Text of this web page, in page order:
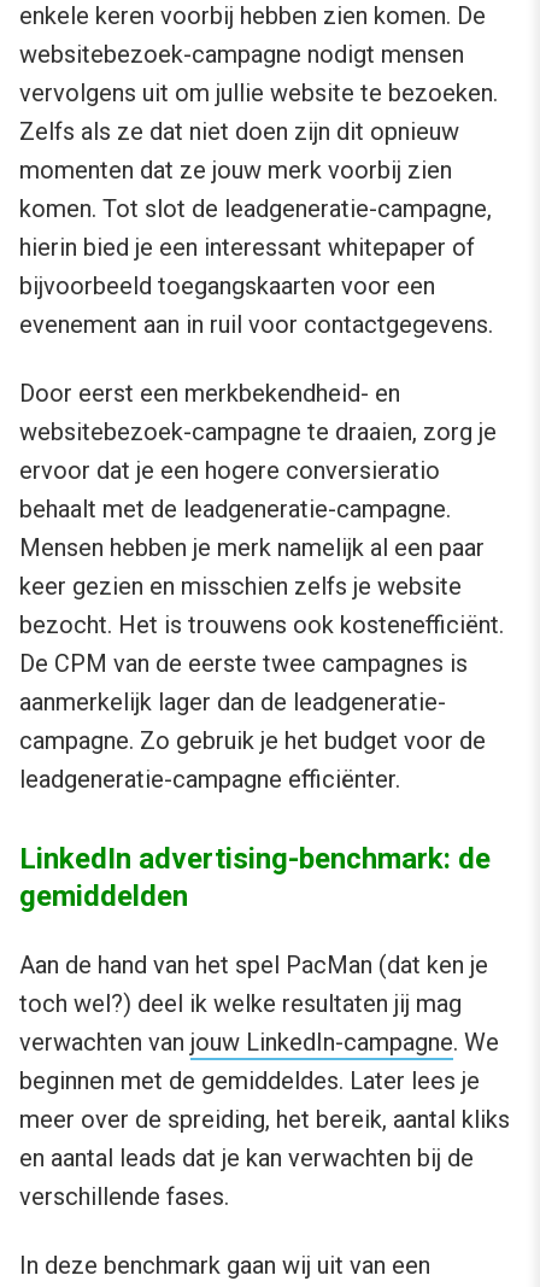
enkele keren voorbij hebben zien komen. De
websitebezoek-campagne nodigt mensen
vervolgens uit om jullie website te bezoeken.
Zelfs als ze dat niet doen zijn dit opnieuw
momenten dat ze jouw merk voorbij zien
komen. Tot slot de leadgeneratie-campagne,
hierin bied je een interessant whitepaper of
bijvoorbeeld toegangskaarten voor een
evenement aan in ruil voor contactgegevens.
Door eerst een merkbekendheid- en
websitebezoek-campagne te draaien, zorg je
ervoor dat je een hogere conversieratio
behaalt met de leadgeneratie-campagne.
Mensen hebben je merk namelijk al een paar
keer gezien en misschien zelfs je website
bezocht. Het is trouwens ook kostenefficiënt.
De CPM van de eerste twee campagnes is
aanmerkelijk lager dan de leadgeneratie-
campagne. Zo gebruik je het budget voor de
leadgeneratie-campagne efficiënter.
LinkedIn advertising-benchmark: de
gemiddelden
Aan de hand van het spel PacMan (dat ken je
toch wel?) deel ik welke resultaten jij mag
verwachten van jouw LinkedIn-campagne. We
beginnen met de gemiddeldes. Later lees je
meer over de spreiding, het bereik, aantal kliks
en aantal leads dat je kan verwachten bij de
verschillende fases.
In deze benchmark gaan wij uit van een